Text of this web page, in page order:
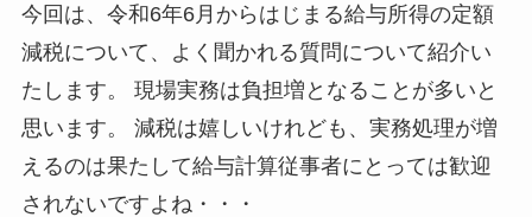
今回は、令和6年6月からはじまる給与所得の定額
減税について、よく聞かれる質問について紹介い
たします。 現場実務は負担増となることが多いと
思います。 減税は嬉しいけれども、実務処理が増
えるのは果たして給与計算従事者にとっては歓迎
されないですよね・・・